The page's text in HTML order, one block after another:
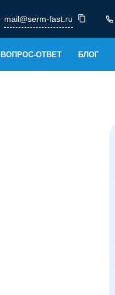
mail@serm-fast.ru
ВОПРОС-ОТВЕТ БЛОГ